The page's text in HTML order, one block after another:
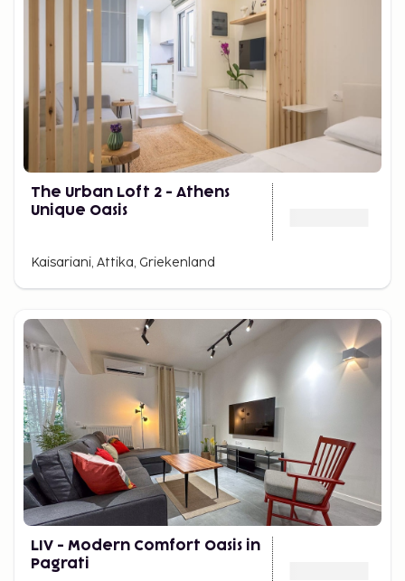
The Urban Loft 2 - Athens
Unique Oasis
Kaisariani, Attika, Griekenland
LIV - Modern Comfort Oasis in
Pagrati